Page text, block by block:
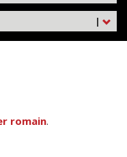
|
romain.